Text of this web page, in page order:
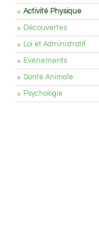
Activité Physique
Découvertes
Loi et Administratif
Evénements
Santé Animale
Psychologie